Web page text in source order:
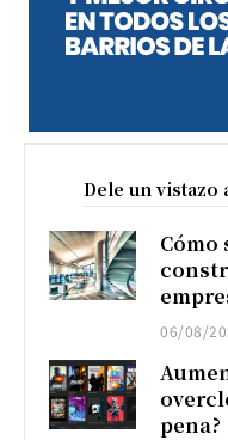
Dele un
Cómo
06/08/
pena?